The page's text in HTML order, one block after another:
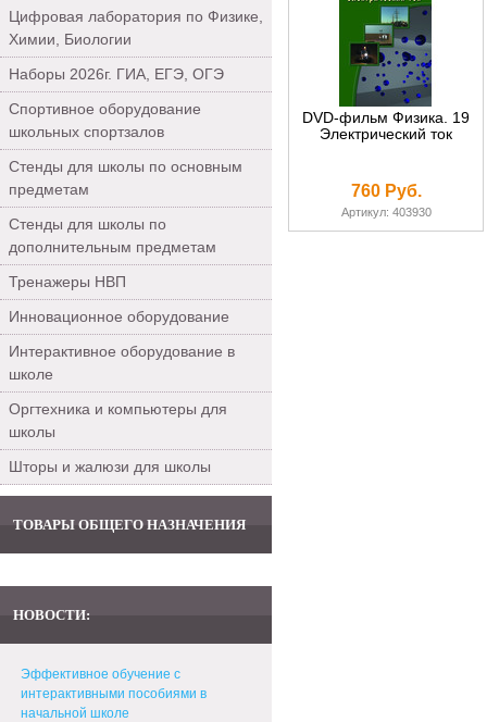
Цифровая лаборатория по Физике,
Химии, Биологии
Наборы 2026г. ГИА, ЕГЭ, ОГЭ
Спортивное оборудование
школьных спортзалов
Стенды для школы по основным
предметам
Стенды для школы по
дополнительным предметам
Тренажеры НВП
Инновационное оборудование
Интерактивное оборудование в
школе
Оргтехника и компьютеры для
школы
Шторы и жалюзи для школы
ТОВАРЫ ОБЩЕГО НАЗНАЧЕНИЯ
НОВОСТИ:
Эффективное обучение с
интерактивными пособиями в
начальной школе
DVD-фильм Физика. 19
Электрический ток
760 Руб.
Артикул: 403930